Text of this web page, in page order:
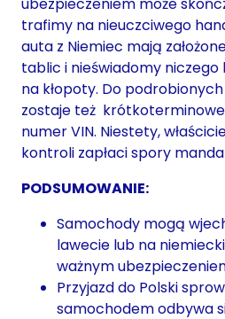
trafimy na nieuczciwego
auta z Niemiec mają
tablic i nieświadomy
na kłopoty. Do
zostaje też
numer VIN. Niestety,
kontroli zapłaci spory
PODSUMOWANIE:
Samochody mogą
lawecie lub na
ważnym
Przyjazd do Polski
samochodem odbywa